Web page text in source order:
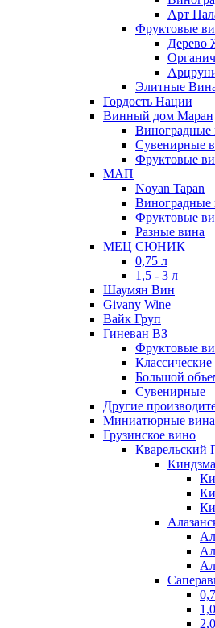
Арт
Фруктовые
Дерево
Элитные
Гордость Нации
Винный дом Маран
Виноградные
Сувенирные
Фруктовые
МАП
Noyan Tapan
Фруктовые
Разные вина
МЕЦ СЮНИК
0,75 л
1,5 - 3 л
Шаумян Вин
Givany Wine
Вайк Груп
Гиневан ВЗ
Фруктовые
Классические
Большой
Сувенирные
Другие
Миниатюрные вина
Грузинское вино
Кварельский